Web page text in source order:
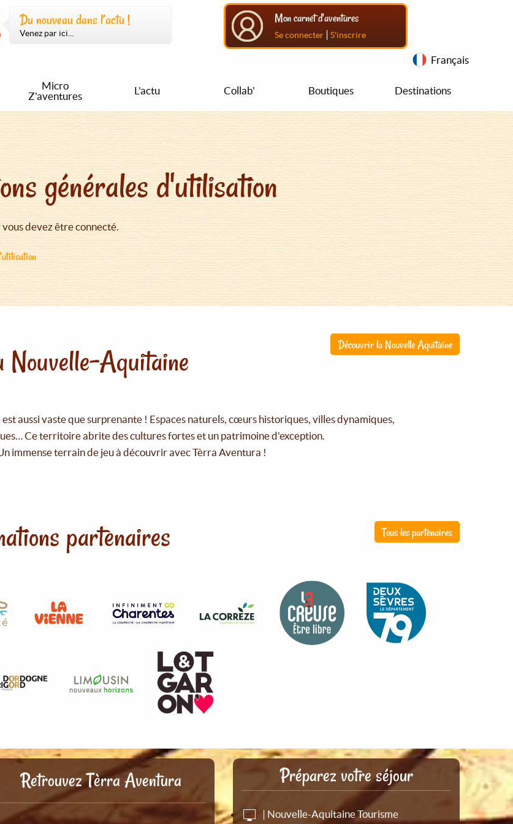
Du nouveau dans l’actu !
Venez par ici...
Mon carnet d'aventures
Se connecter | S'inscrire
Français
Micro
Z'aventures
L'actu Collab' Boutiques Destinations
générales d'utilisation
devez être connecté.
Découvrir la Nouvelle Aquitaine
Nouvelle-Aquitaine
aussi vaste que surprenante ! Espaces naturels, cœurs historiques, villes dynamiques,
Ce territoire abrite des cultures fortes et un patrimoine d'exception.
immense terrain de jeu à découvrir avec Tèrra Aventura !
Tous les partenaires
partenaires
Retrouvez Tèrra Aventura Préparez votre séjour
| Nouvelle-Aquitaine Tourisme